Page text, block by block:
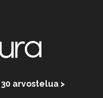
30 arvostelua >